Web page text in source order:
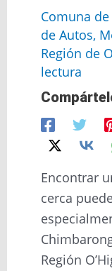
Comuna
de Autos,
Región de
lectura
Encontrar
cerca
Región